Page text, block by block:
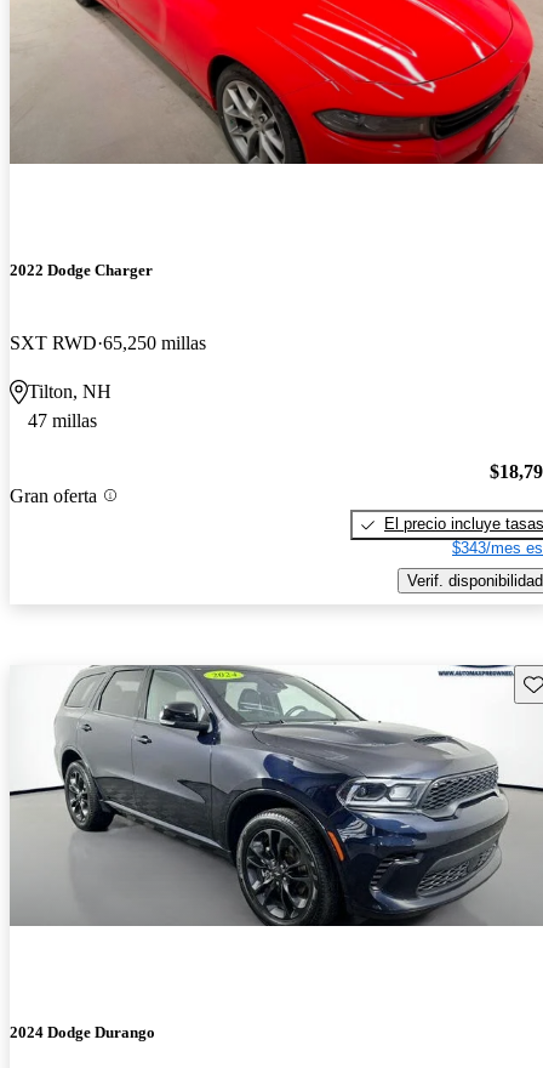
2022 Dodge Charger
SXT RWD 65,250 millas
Tilton, NH
47 millas
Gran oferta
El precio incluye tasas
$343/mes
Verif. disponibilidad
2024 Dodge Durango